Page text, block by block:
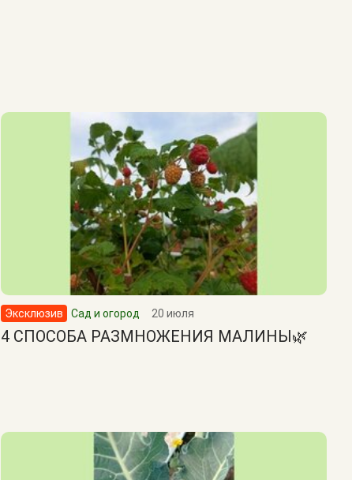
Эксклюзив Сад и огород 20 июля
4 СПОСОБА РАЗМНОЖЕНИЯ МАЛИНЫ🌿